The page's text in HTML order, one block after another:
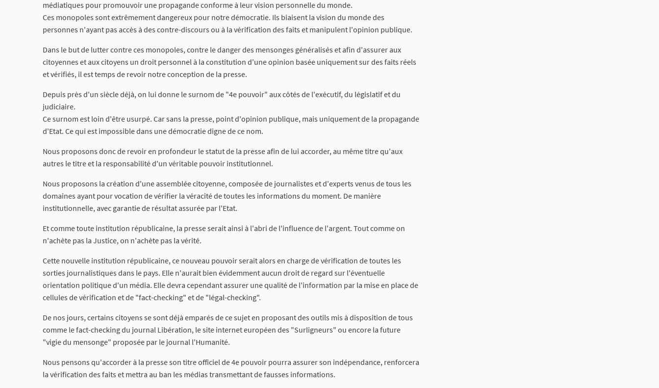
médiatiques pour promouvoir une propagande conforme à leur vision personnelle du monde.
Ces monopoles sont extrêmement dangereux pour notre démocratie. Ils biaisent la vision du monde des
personnes n'ayant pas accès à des contre-discours ou à la vérification des faits et manipulent l'opinion publique.
Dans le but de lutter contre ces monopoles, contre le danger des mensonges généralisés et afin d'assurer aux
citoyennes et aux citoyens un droit personnel à la constitution d'une opinion basée uniquement sur des faits réels
et vérifiés, il est temps de revoir notre conception de la presse.
Depuis près d'un siècle déjà, on lui donne le surnom de "4e pouvoir" aux côtés de l'exécutif, du législatif et du
judiciaire.
Ce surnom est loin d'être usurpé. Car sans la presse, point d'opinion publique, mais uniquement de la propagande
d'Etat. Ce qui est impossible dans une démocratie digne de ce nom.
Nous proposons donc de revoir en profondeur le statut de la presse afin de lui accorder, au même titre qu'aux
autres le titre et la responsabilité d'un véritable pouvoir institutionnel.
Nous proposons la création d'une assemblée citoyenne, composée de journalistes et d'experts venus de tous les
domaines ayant pour vocation de vérifier la véracité de toutes les informations du moment. De manière
institutionnelle, avec garantie de résultat assurée par l'Etat.
Et comme toute institution républicaine, la presse serait ainsi à l'abri de l'influence de l'argent. Tout comme on
n'achète pas la Justice, on n'achète pas la vérité.
Cette nouvelle institution républicaine, ce nouveau pouvoir serait alors en charge de vérification de toutes les
sorties journalistiques dans le pays. Elle n'aurait bien évidemment aucun droit de regard sur l'éventuelle
orientation politique d'un média. Elle devra cependant assurer une qualité de l'information par la mise en place de
cellules de vérification et de "fact-checking" et de "légal-checking".
De nos jours, certains citoyens se sont déjà emparés de ce sujet en proposant des outils mis à disposition de tous
comme le fact-checking du journal Libération, le site internet européen des "Surligneurs" ou encore la future
"vigie du mensonge" proposée par le journal l'Humanité.
Nous pensons qu'accorder à la presse son titre officiel de 4e pouvoir pourra assurer son indépendance, renforcera
la vérification des faits et mettra au ban les médias transmettant de fausses informations.